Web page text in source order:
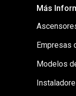
Más
Empresas
Modelos